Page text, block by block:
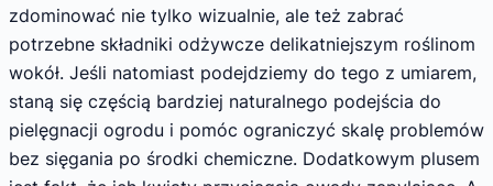
zdominować nie tylko wizualnie, ale też zabrać
potrzebne składniki odżywcze delikatniejszym roślinom
wokół. Jeśli natomiast podejdziemy do tego z umiarem,
staną się częścią bardziej naturalnego podejścia do
pielęgnacji ogrodu i pomóc ograniczyć skalę problemów
bez sięgania po środki chemiczne. Dodatkowym plusem